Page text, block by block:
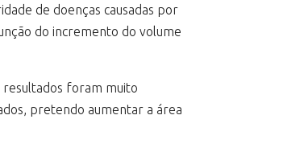
de doenças causadas por
do incremento do volume
resultados foram muito
pretendo aumentar a área